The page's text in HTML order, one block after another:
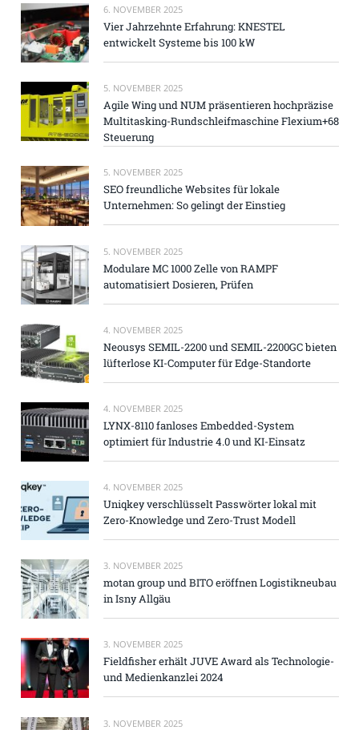
6. NOVEMBER 2025
Vier Jahrzehnte Erfahrung: KNESTEL
entwickelt Systeme bis 100 kW
5. NOVEMBER 2025
Agile Wing und NUM präsentieren hochpräzise
Multitasking-Rundschleifmaschine Flexium+68
Steuerung
5. NOVEMBER 2025
SEO freundliche Websites für lokale
Unternehmen: So gelingt der Einstieg
5. NOVEMBER 2025
Modulare MC 1000 Zelle von RAMPF
automatisiert Dosieren, Prüfen
4. NOVEMBER 2025
Neousys SEMIL-2200 und SEMIL-2200GC bieten
lüfterlose KI-Computer für Edge-Standorte
4. NOVEMBER 2025
LYNX-8110 fanloses Embedded-System
optimiert für Industrie 4.0 und KI-Einsatz
4. NOVEMBER 2025
Uniqkey verschlüsselt Passwörter lokal mit
Zero-Knowledge und Zero-Trust Modell
3. NOVEMBER 2025
motan group und BITO eröffnen Logistikneubau
in Isny Allgäu
3. NOVEMBER 2025
Fieldfisher erhält JUVE Award als Technologie-
und Medienkanzlei 2024
3. NOVEMBER 2025